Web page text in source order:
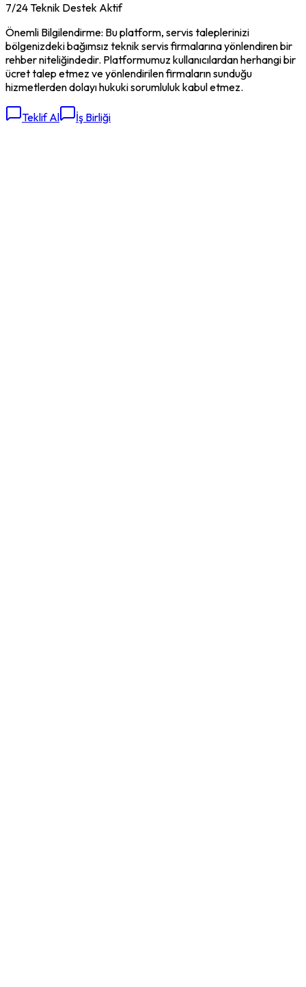
7/24 Teknik Destek Aktif
Önemli Bilgilendirme: Bu platform, servis taleplerinizi
bölgenizdeki bağımsız teknik servis firmalarına yönlendiren bir
rehber niteliğindedir. Platformumuz kullanıcılardan herhangi bir
ücret talep etmez ve yönlendirilen firmaların sunduğu
hizmetlerden dolayı hukuki sorumluluk kabul etmez.
Teklif Al İş Birliği